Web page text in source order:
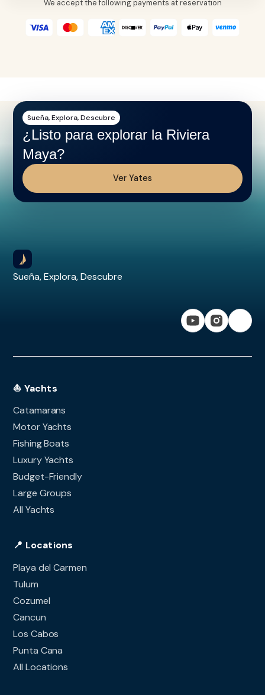
We accept the following payments at reservation
Sueña, Explora, Descubre
¿Listo para explorar la Riviera
Maya?
Ver Yates
Sueña, Explora, Descubre
⛵ Yachts
Catamarans
Motor Yachts
Fishing Boats
Luxury Yachts
Budget-Friendly
Large Groups
All Yachts
📍 Locations
Playa del Carmen
Tulum
Cozumel
Cancun
Los Cabos
Punta Cana
All Locations